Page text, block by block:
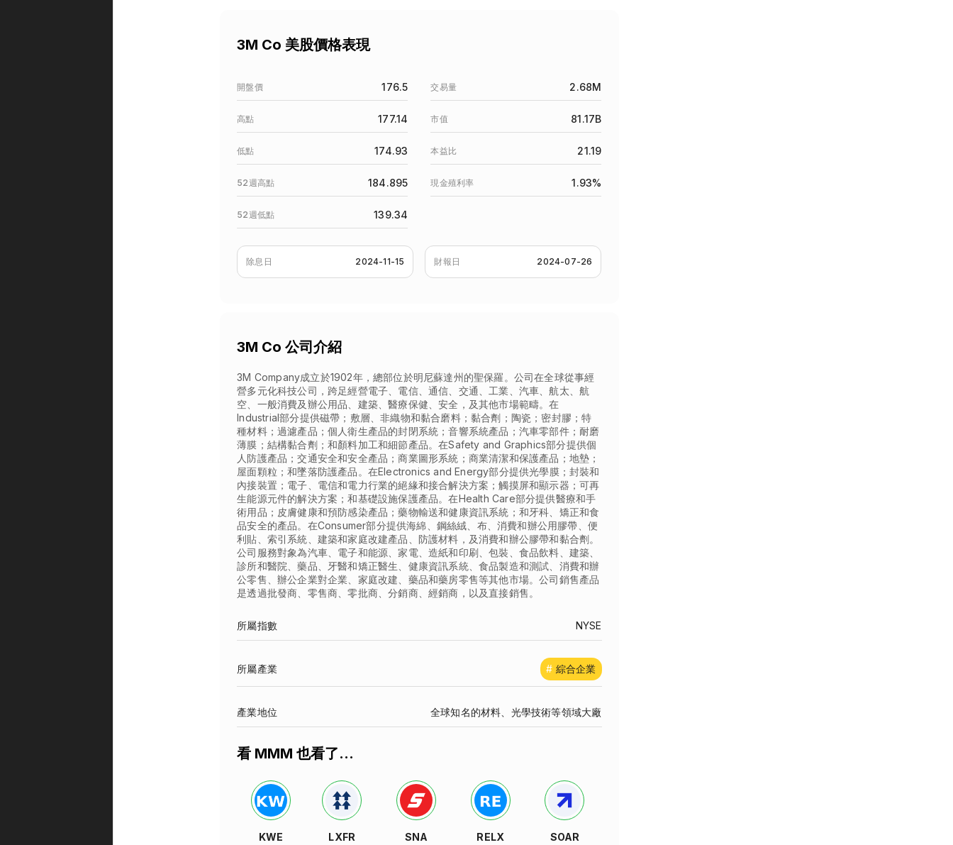
3M Co 美股價格表現
開盤價 176.5
高點 177.14
低點 174.93
52週高點 184.895
52週低點 139.34
交易量 2.68M
市值 81.17B
本益比 21.19
現金殖利率 1.93%
除息日 2024-11-15 財報日 2024-07-26
3M Co 公司介紹
3M Company成立於1902年，總部位於明尼蘇達州的聖保羅。公司在全球從事經
營多元化科技公司，跨足經營電子、電信、通信、交通、工業、汽車、航太、航
空、一般消費及辦公用品、建築、醫療保健、安全，及其他市場範疇。在
Industrial部分提供磁帶；敷層、非織物和黏合磨料；黏合劑；陶瓷；密封膠；特
種材料；過濾產品；個人衛生產品的封閉系統；音響系統產品；汽車零部件；耐磨
薄膜；結構黏合劑；和顏料加工和細節產品。在Safety and Graphics部分提供個
人防護產品；交通安全和安全產品；商業圖形系統；商業清潔和保護產品；地墊；
屋面顆粒；和墜落防護產品。在Electronics and Energy部分提供光學膜；封裝和
內接裝置；電子、電信和電力行業的絕緣和接合解決方案；觸摸屏和顯示器；可再
生能源元件的解決方案；和基礎設施保護產品。在Health Care部分提供醫療和手
術用品；皮膚健康和預防感染產品；藥物輸送和健康資訊系統；和牙科、矯正和食
品安全的產品。在Consumer部分提供海綿、鋼絲絨、布、消費和辦公用膠帶、便
利貼、索引系統、建築和家庭改建產品、防護材料，及消費和辦公膠帶和黏合劑。
公司服務對象為汽車、電子和能源、家電、造紙和印刷、包裝、食品飲料、建築、
診所和醫院、藥品、牙醫和矯正醫生、健康資訊系統、食品製造和測試、消費和辦
公零售、辦公企業對企業、家庭改建、藥品和藥房零售等其他市場。公司銷售產品
是透過批發商、零售商、零批商、分銷商、經銷商，以及直接銷售。
所屬指數 NYSE
所屬產業 # 綜合企業
產業地位 全球知名的材料、光學技術等領域大廠
看 MMM 也看了...
KWE
LXFR
SNA
RELX
SOAR